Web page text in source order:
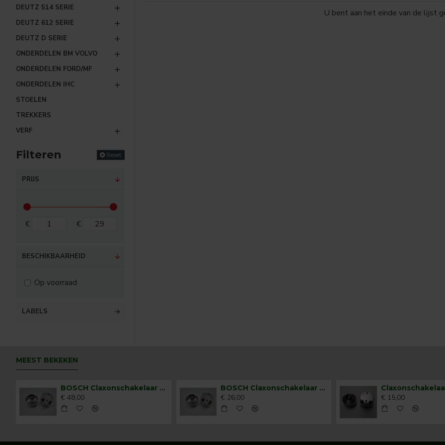
DEUTZ 514 SERIE
DEUTZ 612 SERIE
DEUTZ D SERIE
ONDERDELEN BM VOLVO
ONDERDELEN FORD/MF
ONDERDELEN IHC
STOELEN
TREKKERS
VERF
Filteren Reset
PRIJS
€ €
LABELS
BESCHIKBAARHEID
Op voorraad
U bent aan het einde van de lijst
MEEST BEKEKEN
BOSCH Claxonschakelaar opbouw ⌀ 35 mm 0343013001
€ 48,00
BOSCH Claxonschakelaar opbouw ⌀26 mm 0343007001
€ 26,00 € 15,00